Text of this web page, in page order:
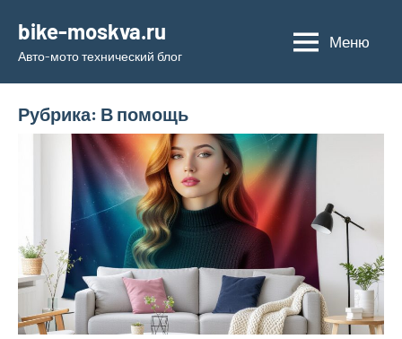
содержимому
bike-moskva.ru
Авто-мото технический блог
Меню
Рубрика: В помощь